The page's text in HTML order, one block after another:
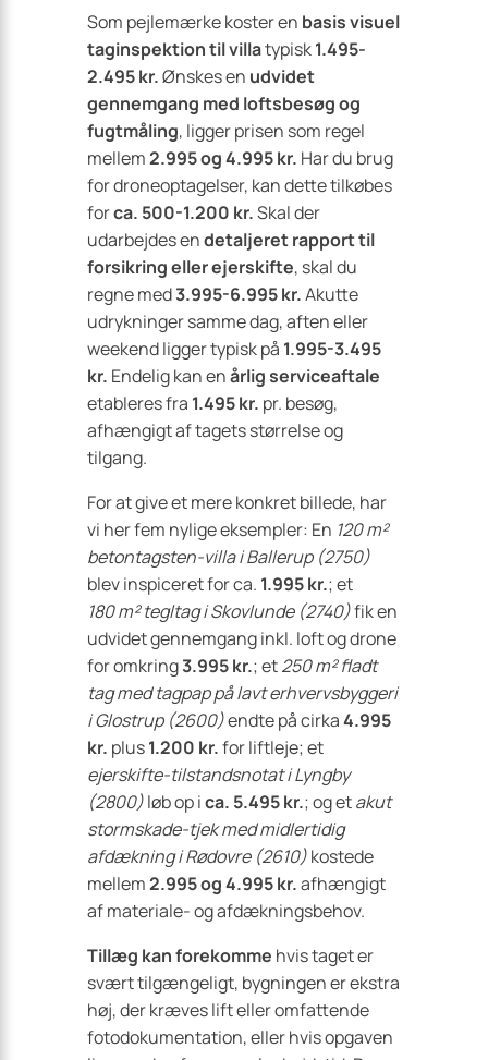
Som pejlemærke koster en basis visuel
taginspektion til villatypisk1.495-
2.495 kr.Ønskes en udvidet
gennemgang med loftsbesøg og
fugtmåling, ligger prisen som regel
mellem2.995 og 4.995 kr. Har du brug
for droneoptagelser, kan dette tilkøbes
forca. 500-1.200 kr.Skal der
udarbejdes endetaljeret rapport til
forsikring eller ejerskifte, skal du
regne med3.995-6.995 kr.Akutte
udrykninger samme dag, aften eller
weekend ligger typisk på 1.995-3.495
kr. Endelig kan enårlig serviceaftale
etableres fra 1.495 kr. pr. besøg,
afhængigt af tagets størrelse og
tilgang.
For at give et mere konkret billede, har
vi her fem nylige eksempler: En 120 m²
betontagsten-villa i Ballerup (2750)
blev inspiceret for ca. 1.995 kr.; et
180 m² tegltag i Skovlunde (2740)fik en
udvidet gennemgang inkl. loft og drone
for omkring3.995 kr.; et250 m² fladt
tag med tagpap på lavt erhvervsbyggeri
i Glostrup (2600)endte på cirka4.995
kr. plus1.200 kr.for liftleje; et
ejerskifte-tilstandsnotat i Lyngby
(2800)løb op ica. 5.495 kr.; og etakut
stormskade-tjek med midlertidig
afdækning i Rødovre (2610)kostede
mellem2.995 og 4.995 kr.afhængigt
af materiale- og afdækningsbehov.
Tillæg kan forekomme hvis taget er
svært tilgængeligt, bygningen er ekstra
høj, der kræves lift eller omfattende
fotodokumentation, eller hvis opgaven